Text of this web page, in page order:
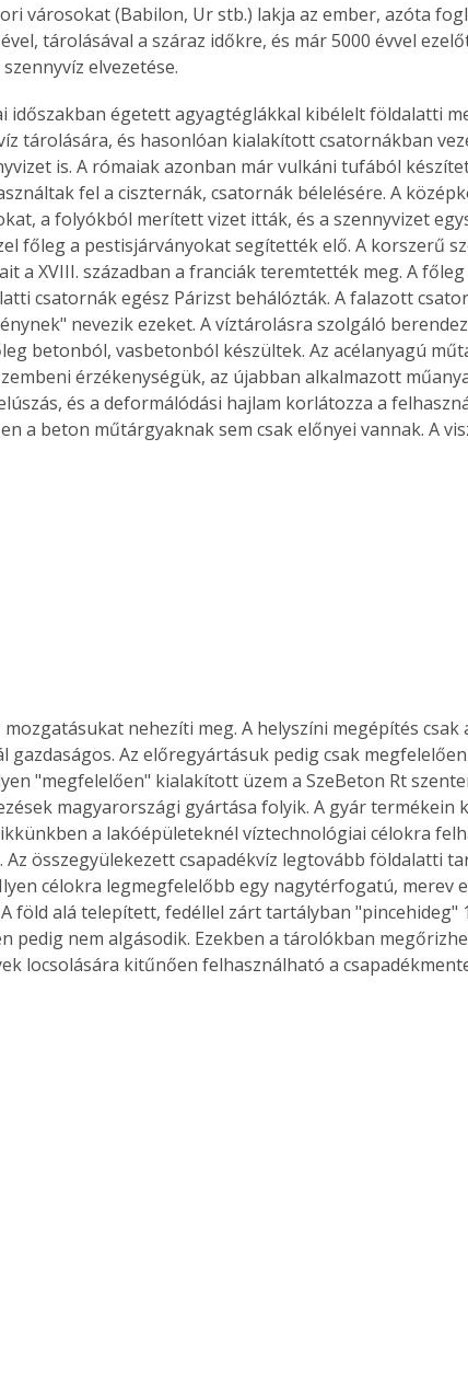
városokat (Babilon, Ur stb.) lakja az ember, azóta
tárolásával a száraz időkre, és már 5000 évvel
elvezetése.
időszakban égetett agyagtéglákkal kibélelt földalatti
tárolására, és hasonlóan kialakított csatornákban
is. A rómaiak azonban már vulkáni tufából
fel a ciszternák, csatornák bélelésére. A
a folyókból merített vizet itták, és a szennyvizet
főleg a pestisjárványokat segítették elő. A korszerű
a XVIII. században a franciák teremtették meg. A
csatornák egész Párizst behálózták. A falazott
nevezik ezeket. A víztárolásra szolgáló
betonból, vasbetonból készültek. Az acélanyagú
érzékenységük, az újabban alkalmazott
és a deformálódási hajlam korlátozza a
a beton műtárgyaknak sem csak előnyei vannak. A
nehezíti meg. A helyszíni megépítés csak
gazdaságos. Az előregyártásuk pedig csak
"megfelelően" kialakított üzem a SzeBeton Rt
magyarországi gyártása folyik. A gyár termékein
a lakóépületeknél víztechnológiai célokra
Az összegyülekezett csapadékvíz legtovább földalatti
célokra legmegfelelőbb egy nagytérfogatú, merev
föld alá telepített, fedéllel zárt tartályban "pincehideg"
pedig nem algásodik. Ezekben a tárolókban
locsolására kitűnően felhasználható a